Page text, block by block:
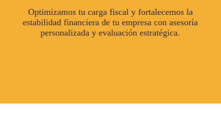
Optimizamos tu carga fiscal y fortalecemos la
estabilidad financiera de tu empresa con asesoría
personalizada y evaluación estratégica.